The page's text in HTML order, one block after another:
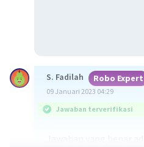
S. Fadilah Robo Expert
09 Januari 2023 04:29
Jawaban terverifikasi